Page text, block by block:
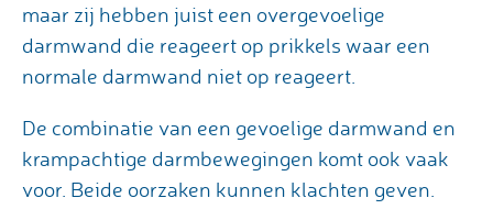
maar zij hebben juist een overgevoelige
darmwand die reageert op prikkels waar een
normale darmwand niet op reageert.
De combinatie van een gevoelige darmwand en
krampachtige darmbewegingen komt ook vaak
voor. Beide oorzaken kunnen klachten geven.